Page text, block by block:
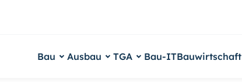
Bau Ausbau TGA Bau-ITBauwirtschaft